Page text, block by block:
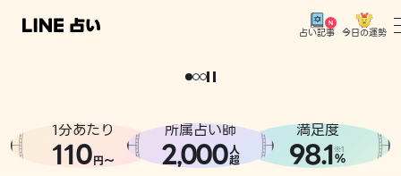
占い記事 今日の運勢
相談事例
どうせなら
。
1分あたり
110円〜
所属占い師
2,000人
超
満足度
98.1※1
%